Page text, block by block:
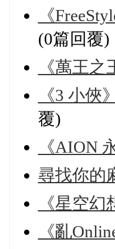
《
(0篇回覆)
《萬王
《3 小
覆)
《AION
尋找你的
《星空
《亂